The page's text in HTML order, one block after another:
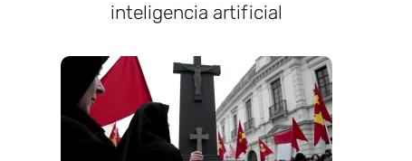
inteligencia artificial